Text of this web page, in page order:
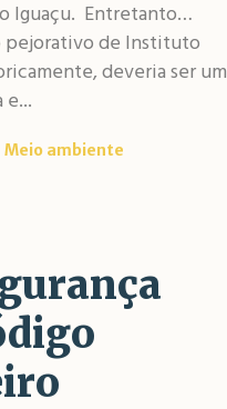
Iguaçu. Entretanto…
pejorativo de Instituto
deveria ser um
Meio ambiente